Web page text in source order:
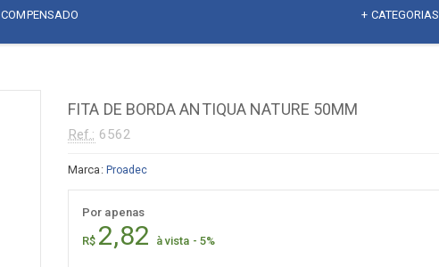
COMPENSADO + CATEGORIAS
MDF Revestido com Madeira
Recompostas
Compensado
Compensado Naval Revestido
Fracionado
FITA DE BORDA ANTIQUA NATURE 50MM
Ref.: 6562
Marca: Proadec
Por apenas
R$ 2,82 à vista - 5%